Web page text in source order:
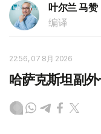
叶尔兰 马赞
编译
22:56, 07 8月 2026
哈萨克斯坦副